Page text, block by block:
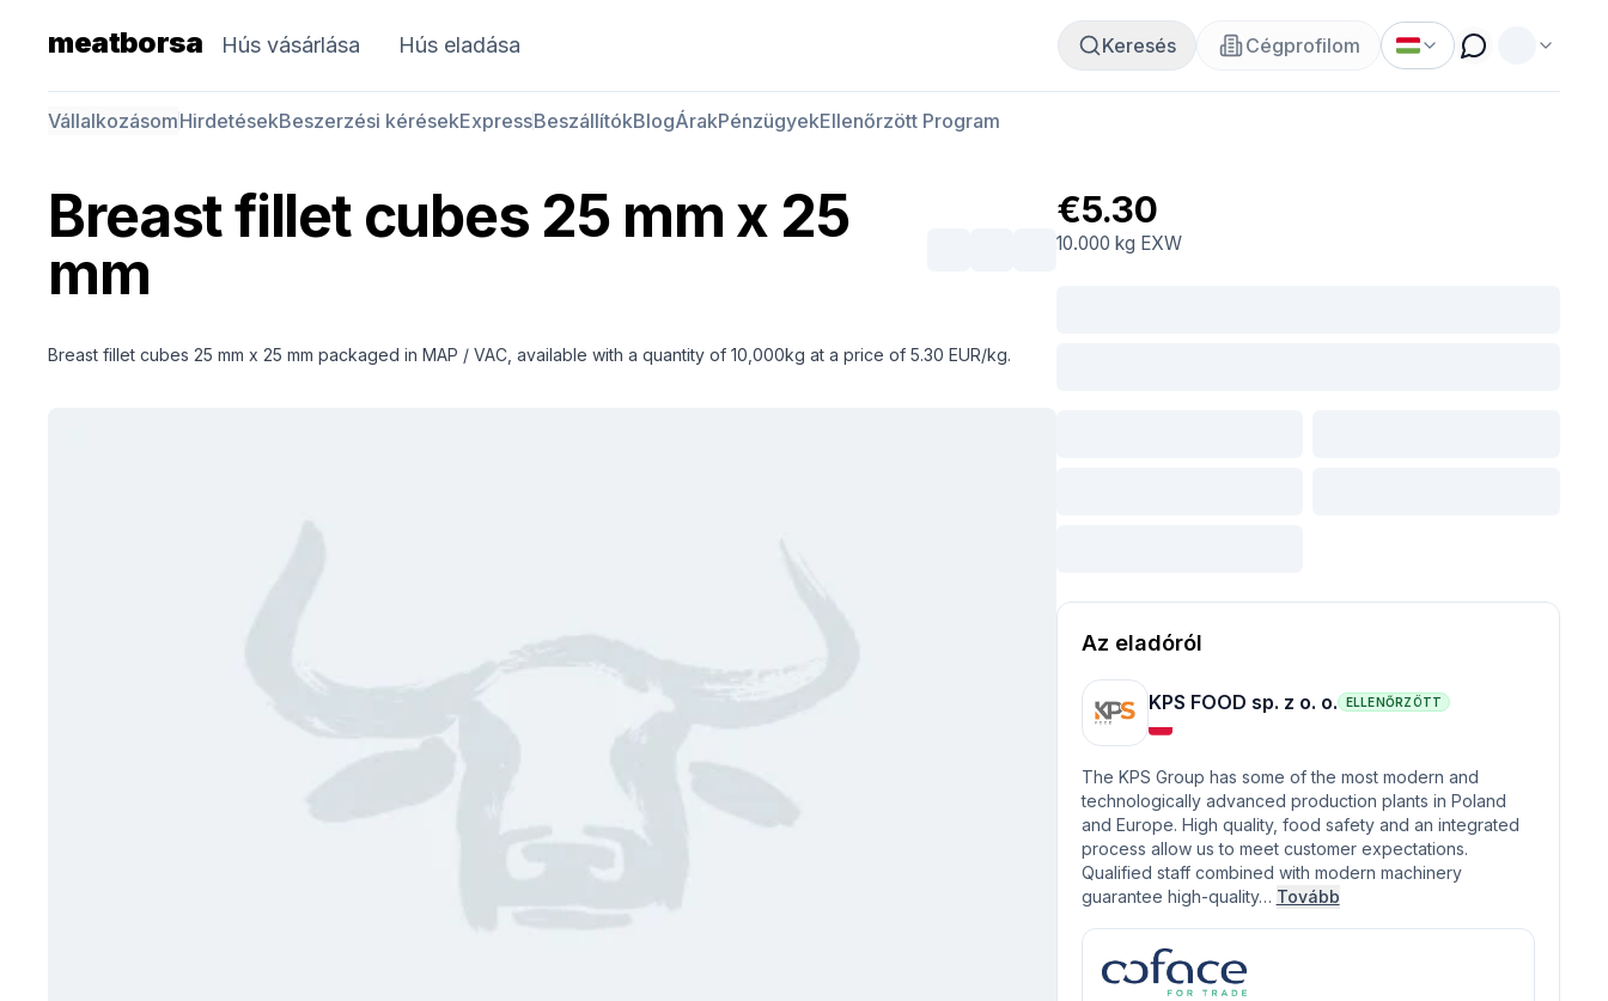
meatborsa Hús vásárlása Hús eladása Keresés Cégprofilom
VállalkozásomHirdetésekBeszerzési kérésekExpressBeszállítókBlogÁrakPénzügyekEllenőrzött Program
Breast fillet cubes 25 mm x 25
mm
Breast fillet cubes 25 mm x 25 mm packaged in MAP / VAC, available with a quantity of 10,000kg at a price of 5.30 EUR/kg.
€5.30
10.000 kg EXW
Az eladóról
KPS FOOD sp. z o. o. ELLENŐRZÖTT
The KPS Group has some of the most modern and
technologically advanced production plants in Poland
and Europe. High quality, food safety and an integrated
process allow us to meet customer expectations.
Qualified staff combined with modern machinery
guarantee high-quality… Tovább